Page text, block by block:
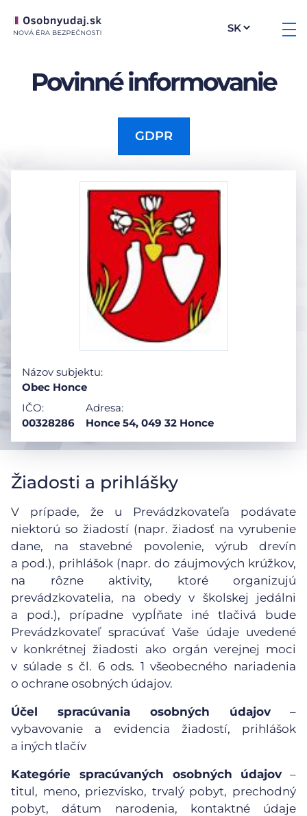
Povinné informovanie
GDPR
Názov subjektu:
Obec Honce
IČO:
00328286
Adresa:
Honce 54, 049 32 Honce
Žiadosti a prihlášky
V prípade, že u Prevádzkovateľa podávate
niektorú so žiadostí (napr. žiadosť na vyrubenie
dane, na stavebné povolenie, výrub drevín
a pod.), prihlášok (napr. do záujmových krúžkov,
na rôzne aktivity, ktoré organizujú
prevádzkovatelia, na obedy v školskej jedálni
a pod.), prípadne vypĺňate iné tlačivá bude
Prevádzkovateľ spracúvať Vaše údaje uvedené
v konkrétnej žiadosti ako orgán verejnej moci
v súlade s čl. 6 ods. 1 všeobecného nariadenia
o ochrane osobných údajov.
Účel spracúvania osobných údajov –
vybavovanie a evidencia žiadostí, prihlášok
a iných tlačív
Kategórie spracúvaných osobných údajov –
titul, meno, priezvisko, trvalý pobyt, prechodný
pobyt, dátum narodenia, kontaktné údaje